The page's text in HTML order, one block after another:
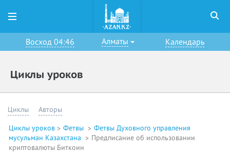
Восход 04:46 Алматы Календарь
Циклы уроков
Циклы Авторы
Циклы уроков Фетвы
Фетвы Духовного управления
мусульман Казахстана
Предписание об использовании
криптовалюты Биткоин